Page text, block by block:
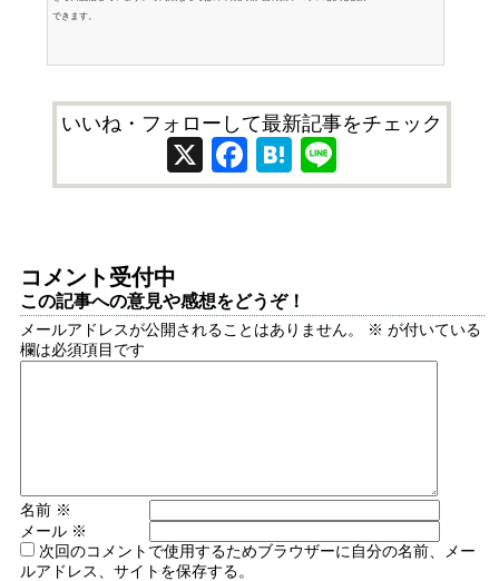
できます。
いいね・フォローして最新記事をチェック
X Facebook
Hatena
コメント受付中
この記事への意見や感想をどうぞ！
メールアドレスが公開されることはありません。 ※ が付いている
欄は必須項目です
名前 ※
メール ※
次回のコメントで使用するためブラウザーに自分の名前、メー
ルアドレス、サイトを保存する。